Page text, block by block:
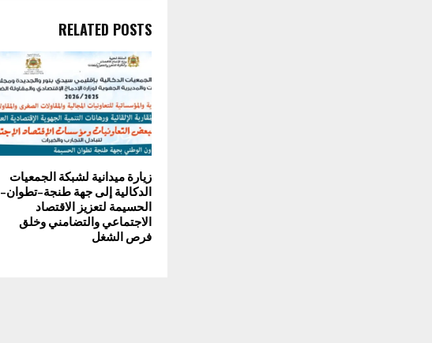
RELATED POSTS
زيارة ميدانية لشبكة الجمعيات
الدكالية إلى جهة طنجة–تطوان–
الحسيمة لتعزيز الاقتصاد
الاجتماعي والتضامني وخلق
فرص الشغل